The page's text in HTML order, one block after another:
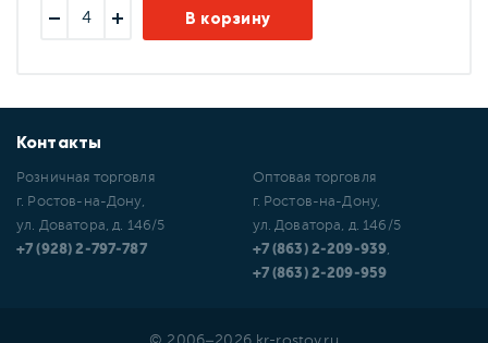
В корзину
Контакты
Розничная торговля
г. Ростов-на-Дону,
ул. Доватора, д. 146/5
+7 (928) 2-797-787
Оптовая торговля
г. Ростов-на-Дону,
ул. Доватора, д. 146/5
+7 (863) 2-209-939,
+7 (863) 2-209-959